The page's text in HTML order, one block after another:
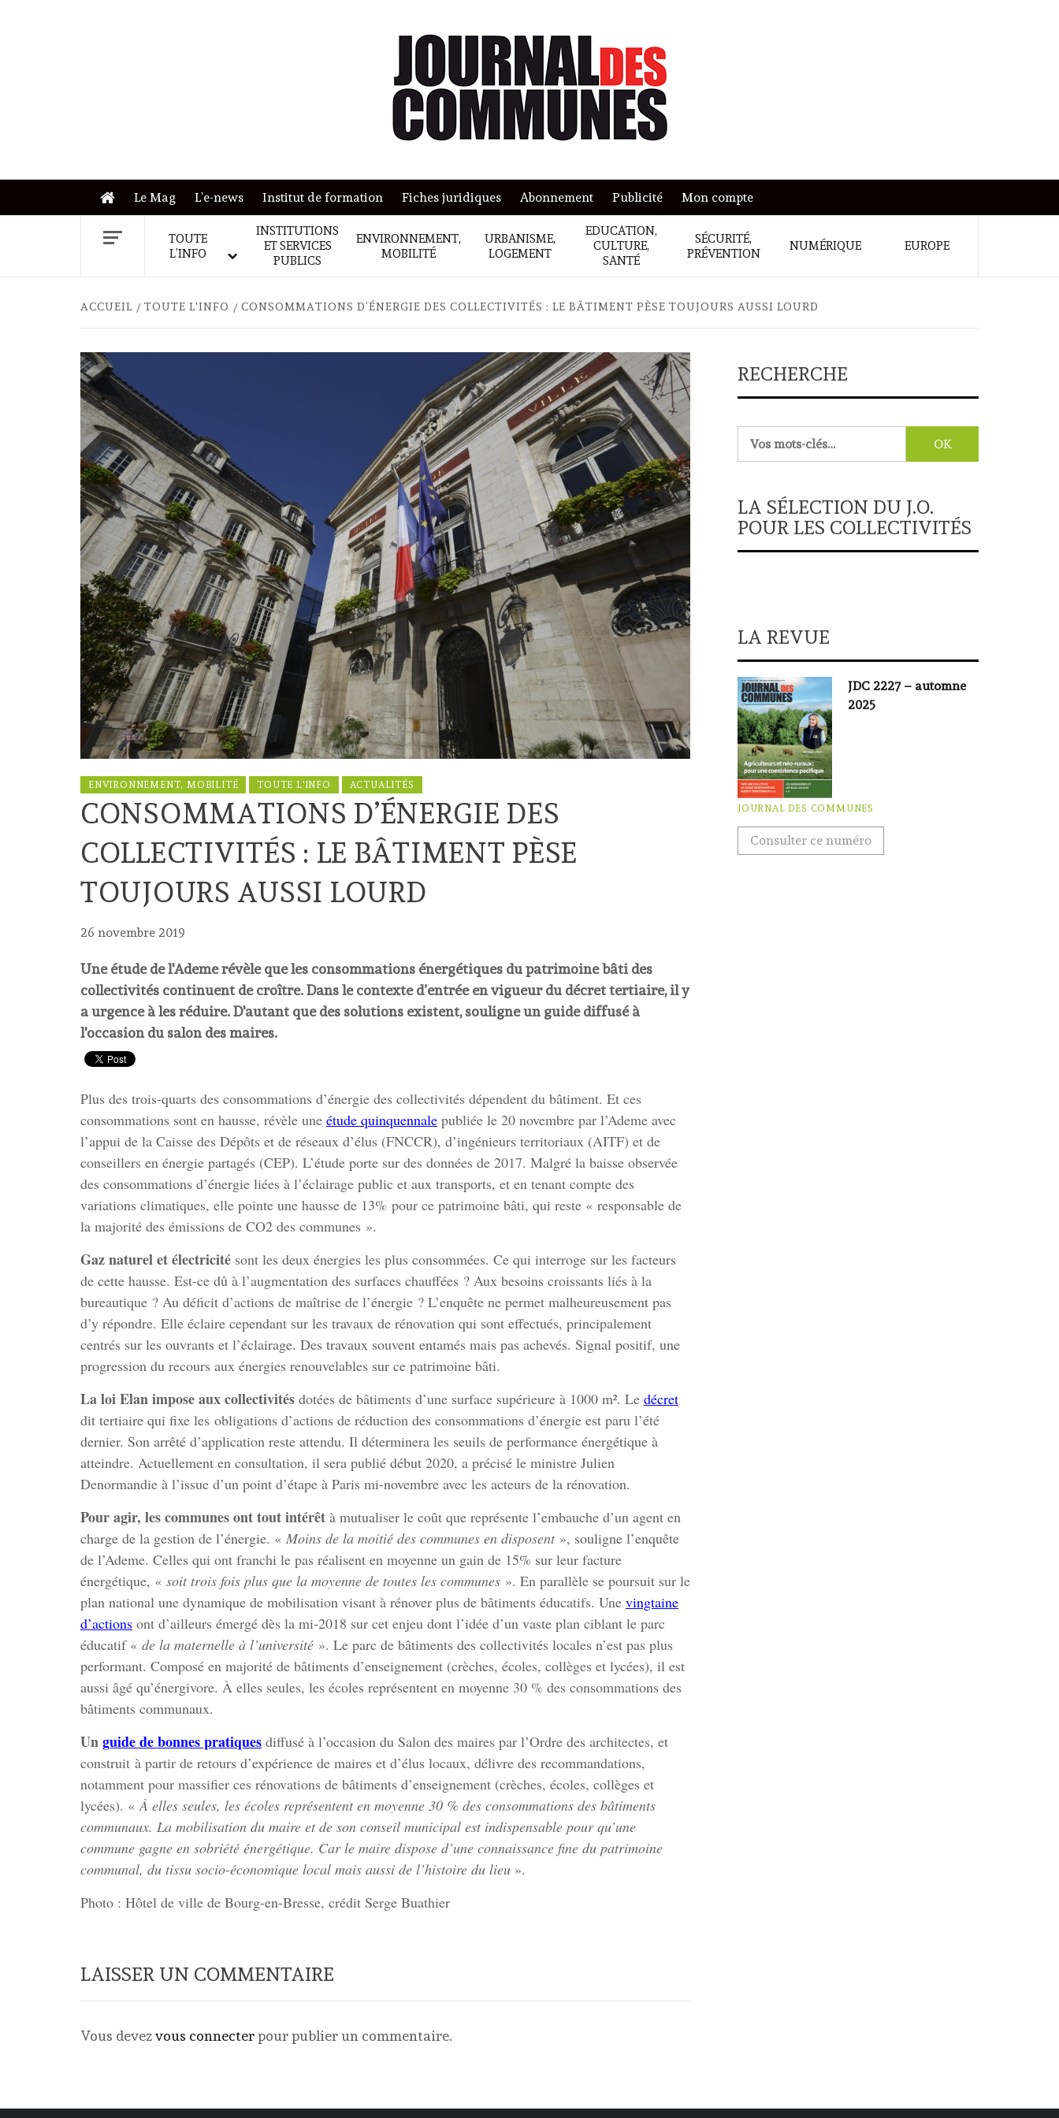
Le Mag L’e-news Institut de formation Fiches juridiques Abonnement Publicité Mon compte
TOUTE
L’INFO
INSTITUTIONS
ET SERVICES
PUBLICS
ENVIRONNEMENT,
MOBILITÉ
URBANISME,
LOGEMENT
EDUCATION,
CULTURE,
SANTÉ
SÉCURITÉ,
PRÉVENTION
NUMÉRIQUE EUROPE
ACCUEIL TOUTE L'INFO CONSOMMATIONS D’ÉNERGIE DES COLLECTIVITÉS : LE BÂTIMENT PÈSE TOUJOURS AUSSI LOURD
ENVIRONNEMENT, MOBILITÉ TOUTE L'INFO ACTUALITÉS
CONSOMMATIONS D’ÉNERGIE DES
COLLECTIVITÉS : LE BÂTIMENT PÈSE
TOUJOURS AUSSI LOURD
26 novembre 2019
Une étude de l'Ademe révèle que les consommations énergétiques du patrimoine bâti des
collectivités continuent de croître. Dans le contexte d’entrée en vigueur du décret tertiaire, il y
a urgence à les réduire. D'autant que des solutions existent, souligne un guide diffusé à
l'occasion du salon des maires.
Plus des trois-quarts des consommations d’énergie des collectivités dépendent du bâtiment. Et ces
consommations sont en hausse, révèle une étude quinquennale publiée le 20 novembre par l’Ademe avec
l’appui de la Caisse des Dépôts et de réseaux d’élus (FNCCR), d’ingénieurs territoriaux (AITF) et de
conseillers en énergie partagés (CEP). L’étude porte sur des données de 2017. Malgré la baisse observée
des consommations d’énergie liées à l’éclairage public et aux transports, et en tenant compte des
variations climatiques, elle pointe une hausse de 13% pour ce patrimoine bâti, qui reste « responsable de
la majorité des émissions de CO2 des communes ».
Gaz naturel et électricité sont les deux énergies les plus consommées. Ce qui interroge sur les facteurs
de cette hausse. Est-ce dû à l’augmentation des surfaces chauffées ? Aux besoins croissants liés à la
bureautique ? Au déficit d’actions de maîtrise de l’énergie ? L’enquête ne permet malheureusement pas
d’y répondre. Elle éclaire cependant sur les travaux de rénovation qui sont effectués, principalement
centrés sur les ouvrants et l’éclairage. Des travaux souvent entamés mais pas achevés. Signal positif, une
progression du recours aux énergies renouvelables sur ce patrimoine bâti.
La loi Elan impose aux collectivités dotées de bâtiments d’une surface supérieure à 1000 m². Le décret
dit tertiaire qui fixe les obligations d’actions de réduction des consommations d’énergie est paru l’été
dernier. Son arrêté d’application reste attendu. Il déterminera les seuils de performance énergétique à
atteindre. Actuellement en consultation, il sera publié début 2020, a précisé le ministre Julien
Denormandie à l’issue d’un point d’étape à Paris mi-novembre avec les acteurs de la rénovation.
Pour agir, les communes ont tout intérêt à mutualiser le coût que représente l’embauche d’un agent en
charge de la gestion de l’énergie. « Moins de la moitié des communes en disposent», souligne l’enquête
de l’Ademe. Celles qui ont franchi le pas réalisent en moyenne un gain de 15% sur leur facture
énergétique, « soit trois fois plus que la moyenne de toutes les communes ». En parallèle se poursuit sur le
plan national une dynamique de mobilisation visant à rénover plus de bâtiments éducatifs. Une vingtaine
d’actions ont d’ailleurs émergé dès la mi-2018 sur cet enjeu dont l’idée d’un vaste plan ciblant le parc
éducatif « de la maternelle à l’université ». Le parc de bâtiments des collectivités locales n’est pas plus
performant. Composé en majorité de bâtiments d’enseignement (crèches, écoles, collèges et lycées), il est
aussi âgé qu’énergivore. À elles seules, les écoles représentent en moyenne 30 % des consommations des
bâtiments communaux.
Unguide de bonnes pratiques diffusé à l’occasion du Salon des maires par l’Ordre des architectes, et
construit à partir de retours d’expérience de maires et d’élus locaux, délivre des recommandations,
notamment pour massifier ces rénovations de bâtiments d’enseignement (crèches, écoles, collèges et
lycées). «À elles seules, les écoles représentent en moyenne 30 % des consommations des bâtiments
communaux. La mobilisation du maire et de son conseil municipal est indispensable pour qu’une
commune gagne en sobriété énergétique. Car le maire dispose d’une connaissance fine du patrimoine
communal, du tissu socio-économique local mais aussi de l’histoire du lieu ».
Photo : Hôtel de ville de Bourg-en-Bresse, crédit Serge Buathier
LAISSER UN COMMENTAIRE
Vous devezvous connecterpour publier un commentaire.
RECHERCHE
LA SÉLECTION DU J.O.
POUR LES COLLECTIVITÉS
LA REVUE
JDC 2227 – automne
2025
JOURNAL DES COMMUNES
Consulter ce numéro